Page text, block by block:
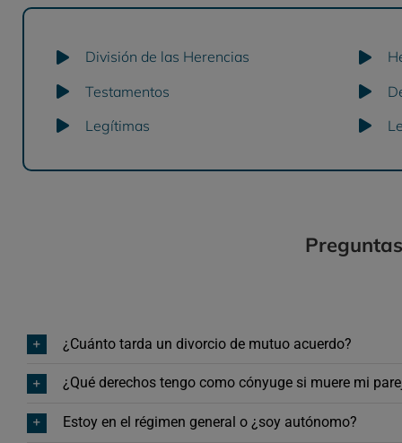
División de las Herencias
Testamentos
Legítimas
¿Cuánto tarda un divorcio de mutuo acuerdo?
¿Qué derechos tengo como cónyuge si muere mi
Estoy en el régimen general o ¿soy autónomo?